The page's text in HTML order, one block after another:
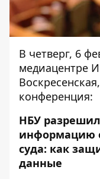
В четверг, 6
медиацентре
конференция:
НБУ
информацию
суда: как
данные